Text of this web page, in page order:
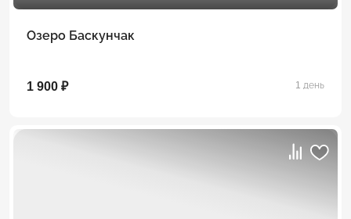
Озеро Баскунчак
1 900 ₽ 1 день